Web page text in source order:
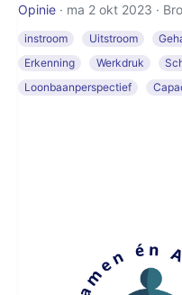
Opinie · ma 2 okt 2023 ·
instroom Uitstroom
Erkenning
Werkdruk
Loonbaanperspectief